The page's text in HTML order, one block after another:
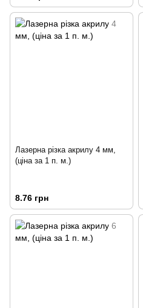
Лазерна різка акрилу 4 мм,
(ціна за 1 п. м.)
8.76 грн